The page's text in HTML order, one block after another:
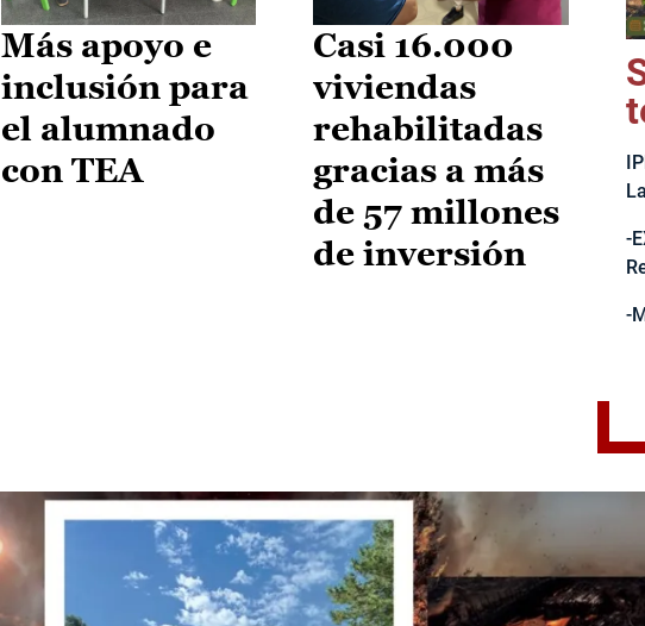
Más apoyo e
inclusión para
el alumnado
con TEA
Casi 16.000
viviendas
rehabilitadas
gracias a más
de 57 millones
de inversión
-
-